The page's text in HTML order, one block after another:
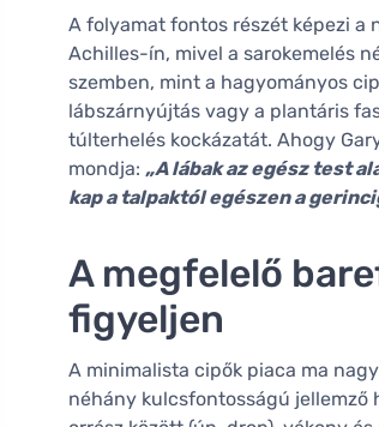
A folyamat fontos részét képezi a
Achilles-ín, mivel a sarokemelés
szemben, mint a hagyományos
lábszárnyújtás vagy a plantáris
túlterhelés kockázatát. Ahogy
mondja: „A lábak az egész test
kap a talpaktól egészen a
A megfelelő
figyeljen
A minimalista cipők piaca ma
néhány kulcsfontosságú jellemző